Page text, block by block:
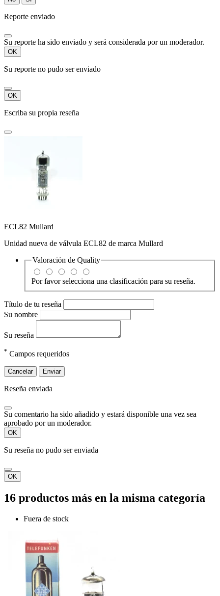
Reporte enviado
Su reporte ha sido enviado y será considerada por un moderador.
OK
Su reporte no pudo ser enviado
OK
Escriba su propia reseña
ECL82 Mullard
Unidad nueva de válvula ECL82 de marca Mullard
Valoración de Quality
Por favor selecciona una clasificación para su reseña.
Título de tu reseña
Su nombre
Su reseña
* Campos requeridos
Cancelar Enviar
Reseña enviada
Su comentario ha sido añadido y estará disponible una vez sea
aprobado por un moderador.
OK
Su reseña no pudo ser enviada
OK
16 productos más en la misma categoría
Fuera de stock